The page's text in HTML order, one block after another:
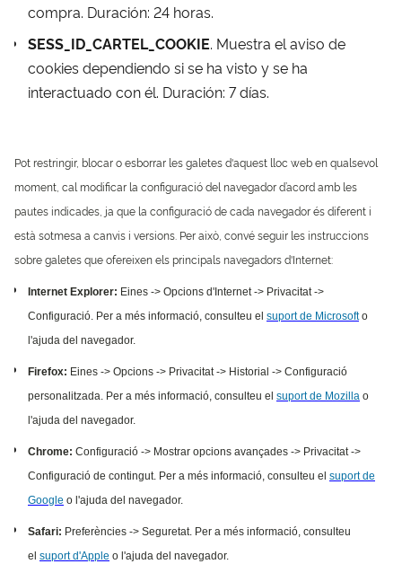
compra. Duración: 24 horas.
SESS_ID_CARTEL_COOKIE. Muestra el aviso de
cookies dependiendo si se ha visto y se ha
interactuado con él. Duración: 7 días.
Pot restringir, blocar o esborrar les galetes d'aquest lloc web en qualsevol
moment, cal modificar la configuració del navegador d’acord amb les
pautes indicades, ja que la configuració de cada navegador és diferent i
està sotmesa a canvis i versions. Per això, convé seguir les instruccions
sobre galetes que ofereixen els principals navegadors d'Internet:
Internet Explorer: Eines -> Opcions d'Internet -> Privacitat ->
Configuració. Per a més informació, consulteu el suport de Microsofto
l'ajuda del navegador.
Firefox: Eines -> Opcions -> Privacitat -> Historial -> Configuració
personalitzada. Per a més informació, consulteu el suport de Mozilla o
l'ajuda del navegador.
Chrome: Configuració -> Mostrar opcions avançades -> Privacitat ->
Configuració de contingut. Per a més informació, consulteu el suport de
Google o l'ajuda del navegador.
Safari: Preferències -> Seguretat. Per a més informació, consulteu
el suport d'Apple o l'ajuda del navegador.